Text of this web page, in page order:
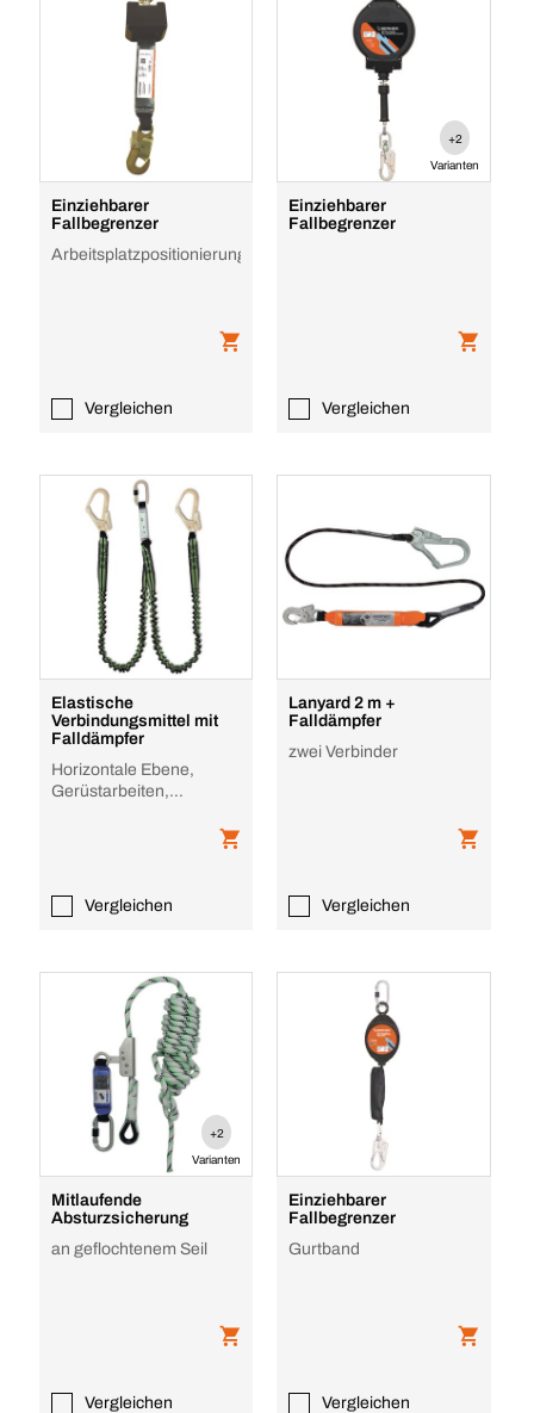
Einziehbarer
Fallbegrenzer
Arbeitsplatzpositionierung
Vergleichen
+2
Varianten
Einziehbarer
Fallbegrenzer
Vergleichen
Elastische
Verbindungsmittel mit
Falldämpfer
Horizontale Ebene,
Gerüstarbeiten,
Vergleichen
Lanyard 2 m +
Falldämpfer
zwei Verbinder
Vergleichen
+2
Varianten
Mitlaufende
Absturzsicherung
an geflochtenem Seil
Vergleichen
Einziehbarer
Fallbegrenzer
Gurtband
Vergleichen